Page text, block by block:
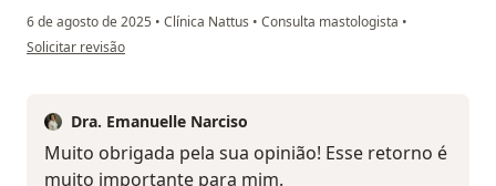
6 de agosto de 2025 • Clínica Nattus • Consulta mastologista •
na opinião do utilizador Rai
Solicitar revisão
Dra. Emanuelle Narciso
Muito obrigada pela sua opinião! Esse retorno é
muito importante para mim.